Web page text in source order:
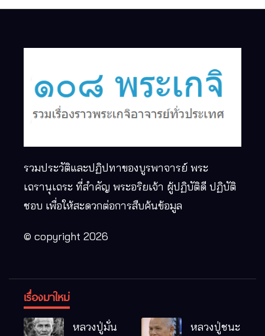
รวมประวัติและปฏิปทาของบูรพาจารย์ พระ
เถรานุเถระ ที่สำคัญ พระอริยเจ้า ผู้ปฏิบัติดี ปฏิบัติ
ชอบ เพื่อให้สะดวกต่อการสืบค้นข้อมูล
© copyright 2026
เรื่องมาใหม่
หลวงปู่มั่น
หลวงปู่ชนะ